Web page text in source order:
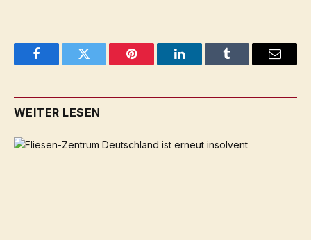
FacebookTwitter Pinterest LinkedInTumblr Email
WEITER LESEN